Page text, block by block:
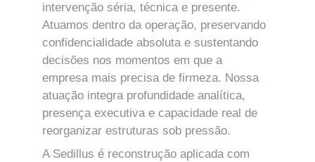
intervenção séria, técnica e presente.
Atuamos dentro da operação, preservando
confidencialidade absoluta e sustentando
decisões nos momentos em que a
empresa mais precisa de firmeza. Nossa
atuação integra profundidade analítica,
presença executiva e capacidade real de
reorganizar estruturas sob pressão.
A Sedillus é reconstrução aplicada com